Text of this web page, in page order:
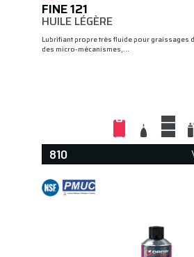
FINE 121
HUILE LÉGÈRE
Lubrifiant propre très fluide pour graissages
des micro-mécanismes,…
810